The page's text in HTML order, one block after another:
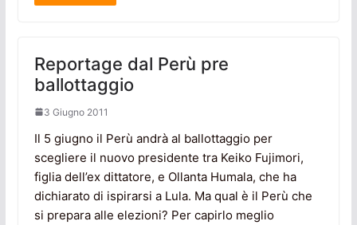
Reportage dal Perù pre
ballottaggio
3 Giugno 2011
Il 5 giugno il Perù andrà al ballottaggio per
scegliere il nuovo presidente tra Keiko Fujimori,
figlia dell’ex dittatore, e Ollanta Humala, che ha
dichiarato di ispirarsi a Lula. Ma qual è il Perù che
si prepara alle elezioni? Per capirlo meglio